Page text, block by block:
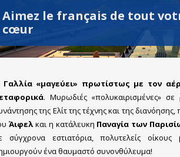
Aimez le français de tout
cœur
Γαλλία «μαγεύει» πρωτίστως με τον
. Μυρωδιές «πολυκαιρισμένες» σε
της Ελίτ της τέχνης και της
Άιφελ και η κατάλευκη Παναγία των
σύγχρονα εστιατόρια, πολυτελείς
ένα θαυμαστό συνονθύλευμα!